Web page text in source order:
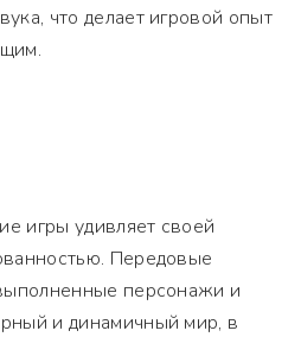
что делает игровой опыт
игры удивляет своей
Передовые
персонажи и
и динамичный мир, в